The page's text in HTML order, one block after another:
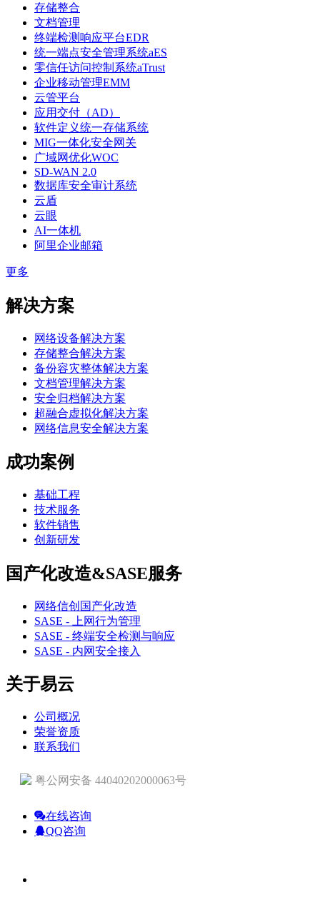
存储整合
文档管理
终端检测响应平台EDR
统一端点安全管理系统aES
零信任访问控制系统aTrust
企业移动管理EMM
云管平台
应用交付（AD）
软件定义统一存储系统
MIG一体化安全网关
广域网优化WOC
SD-WAN 2.0
数据库安全审计系统
云盾
云眼
AI一体机
阿里企业邮箱
更多
解决方案
网络设备解决方案
存储整合解决方案
备份容灾整体解决方案
文档管理解决方案
安全归档解决方案
超融合虚拟化解决方案
网络信息安全解决方案
成功案例
基础工程
技术服务
软件销售
创新研发
国产化改造&SASE服务
网络信创国产化改造
SASE - 上网行为管理
SASE - 终端安全检测与响应
SASE - 内网安全接入
关于易云
公司概况
荣誉资质
联系我们
粤公网安备 44040202000063号
在线咨询
QQ咨询